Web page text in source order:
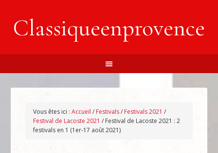
Classiqueenprovence
Vous êtes ici :Accueil / Festivals/ Festivals 2021 /
Festival de Lacoste 2021 / Festival de Lacoste 2021 : 2
festivals en 1 (1er-17 août 2021)